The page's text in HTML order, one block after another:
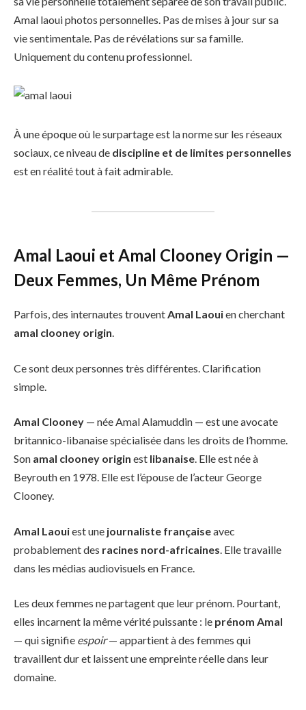
Amal laoui photos personnelles. Pas de mises à jour sur sa
vie sentimentale. Pas de révélations sur sa famille.
Uniquement du contenu professionnel.
À une époque où le surpartage est la norme sur les réseaux
sociaux, ce niveau de discipline et de limites personnelles
est en réalité tout à fait admirable.
Amal Laoui et Amal Clooney Origin —
Deux Femmes, Un Même Prénom
Parfois, des internautes trouventAmal Laouien cherchant
amal clooney origin.
Ce sont deux personnes très différentes. Clarification
simple.
Amal Clooney — née Amal Alamuddin — est une avocate
britannico-libanaise spécialisée dans les droits de l’homme.
Son amal clooney origin est libanaise. Elle est née à
Beyrouth en 1978. Elle est l’épouse de l’acteur George
Clooney.
Amal Laouiest une journaliste françaiseavec
probablement des racines nord-africaines . Elle travaille
dans les médias audiovisuels en France.
Les deux femmes ne partagent que leur prénom. Pourtant,
elles incarnent la même vérité puissante : le prénom Amal
— qui signifie espoir— appartient à des femmes qui
travaillent dur et laissent une empreinte réelle dans leur
domaine.